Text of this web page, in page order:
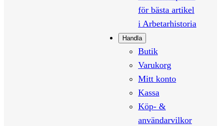
för bästa artikel
i Arbetarhistoria
Handla
Butik
Varukorg
Mitt konto
Kassa
Köp- &
användarvilkor